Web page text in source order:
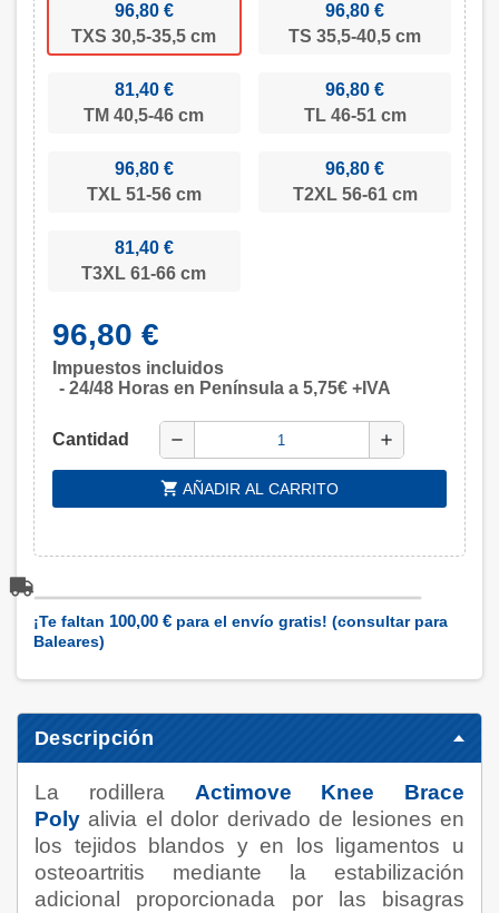
96,80 €
TXS 30,5-35,5 cm
96,80 €
TS 35,5-40,5 cm
81,40 €
TM 40,5-46 cm
96,80 €
TL 46-51 cm
96,80 €
TXL 51-56 cm
96,80 €
T2XL 56-61 cm
81,40 €
T3XL 61-66 cm
96,80 €
Impuestos incluidos
24/48 Horas en Península a 5,75€ +IVA
Cantidad remove add
shopping_cart AÑADIR AL CARRITO
¡Te faltan 100,00 € para el envío gratis! (consultar para
Baleares)
Descripción
La rodillera Actimove Knee Brace
Poly alivia el dolor derivado de lesiones en
los tejidos blandos y en los ligamentos u
osteoartritis mediante la estabilización
adicional proporcionada por las bisagras